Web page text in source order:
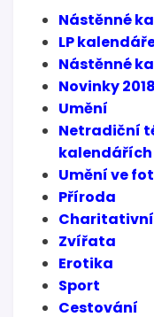
Nástěnné
LP
Nástěnné
Novinky
Umění
Netradiční
kalendářích
Umění ve
Příroda
Zvířata
Erotika
Sport
Cestování